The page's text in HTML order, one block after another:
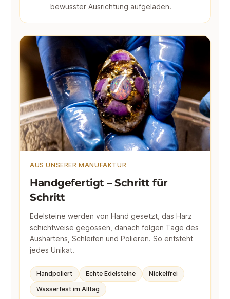
bewusster Ausrichtung aufgeladen.
AUS UNSERER MANUFAKTUR
Handgefertigt – Schritt für
Schritt
Edelsteine werden von Hand gesetzt, das Harz
schichtweise gegossen, danach folgen Tage des
Aushärtens, Schleifen und Polieren. So entsteht
jedes Unikat.
Handpoliert Echte Edelsteine
Nickelfrei
Wasserfest im Alltag